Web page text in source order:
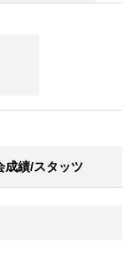
成績/スタッツ